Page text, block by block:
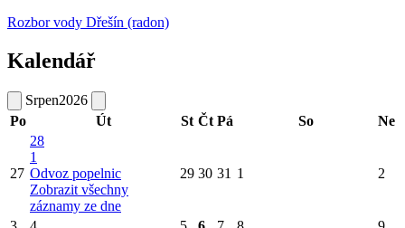
Rozbor vody Dřešín (radon)
Kalendář
Srpen2026
Po
Út St Čt Pá So Ne
27
28
1
Odvoz popelnic
Zobrazit všechny
záznamy ze dne
29 30 31 1 2